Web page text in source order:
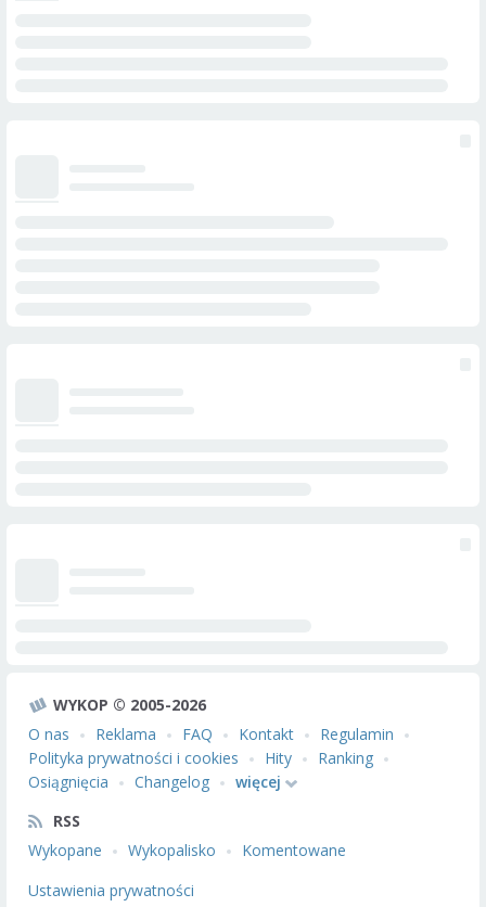
WYKOP © 2005-2026
O nas
Reklama FAQ Kontakt
Regulamin
Polityka prywatności i cookies
Hity
Ranking
Osiągnięcia
Changelog
więcej
RSS
Wykopane
Wykopalisko
Komentowane
Ustawienia prywatności